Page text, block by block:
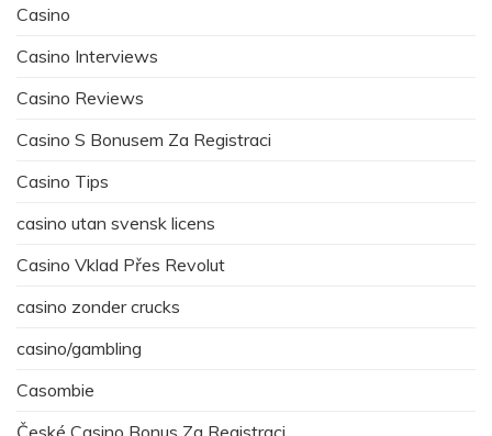
Casino
Casino Interviews
Casino Reviews
Casino S Bonusem Za Registraci
Casino Tips
casino utan svensk licens
Casino Vklad Přes Revolut
casino zonder crucks
casino/gambling
Casombie
České Casino Bonus Za Registraci